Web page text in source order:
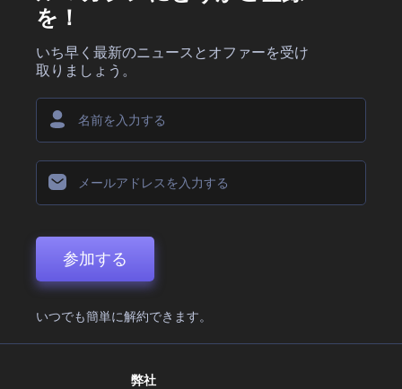
を！
いち早く最新のニュースとオファーを受け
取りましょう。
参加する
いつでも簡単に解約できます。
弊社